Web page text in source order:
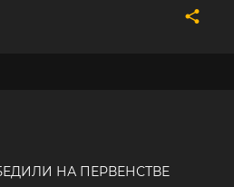
НА ПЕРВЕНСТВЕ